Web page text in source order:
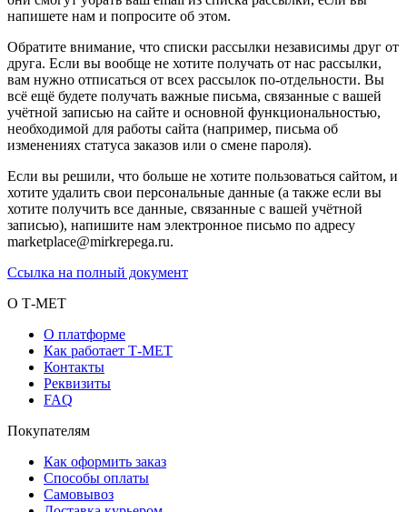
напишете нам и попросите об этом.
Обратите внимание, что списки рассылки независимы друг от
друга. Если вы вообще не хотите получать от нас рассылки,
вам нужно отписаться от всех рассылок по-отдельности. Вы
всё ещё будете получать важные письма, связанные с вашей
учётной записью на сайте и основной функциональностью,
необходимой для работы сайта (например, письма об
изменениях статуса заказов или о смене пароля).
Если вы решили, что больше не хотите пользоваться сайтом, и
хотите удалить свои персональные данные (а также если вы
хотите получить все данные, связанные с вашей учётной
записью), напишите нам электронное письмо по адресу
marketplace@mirkrepega.ru.
Ссылка на полный документ
О Т-МЕТ
О платформе
Как работает Т-МЕТ
Контакты
Реквизиты
FAQ
Покупателям
Как оформить заказ
Способы оплаты
Самовывоз